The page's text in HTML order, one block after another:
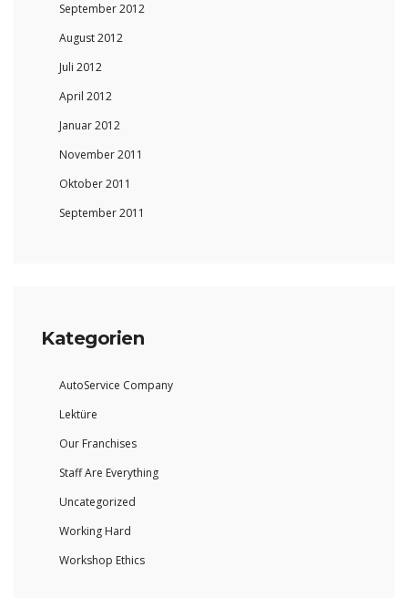
September 2012
August 2012
Juli 2012
April 2012
Januar 2012
November 2011
Oktober 2011
September 2011
Kategorien
AutoService Company
Lektüre
Our Franchises
Staff Are Everything
Uncategorized
Working Hard
Workshop Ethics